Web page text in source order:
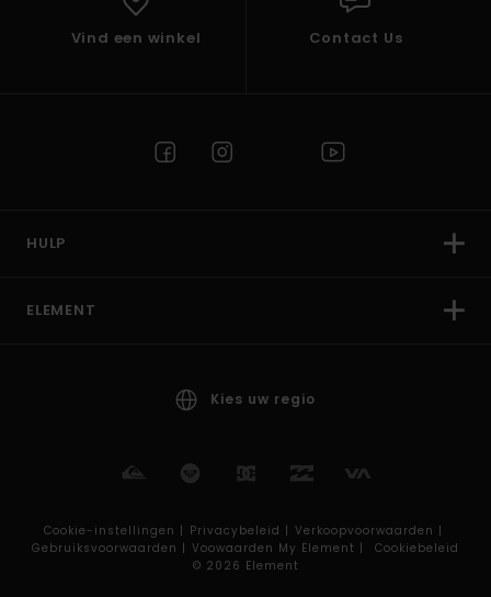
Vind een winkel Contact Us
HULP
ELEMENT
Kies uw regio
Cookie-instellingen | Privacybeleid | Verkoopvoorwaarden |
Gebruiksvoorwaarden | Voowaarden My Element |
Cookiebeleid
© 2026 Element